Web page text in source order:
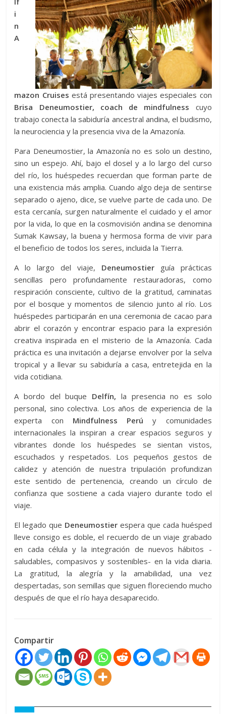
i
n
A
mazon Cruises está presentando viajes especiales con
Brisa Deneumostier, coach de mindfulness cuyo
trabajo conecta la sabiduría ancestral andina, el budismo,
la neurociencia y la presencia viva de la Amazonía.
Para Deneumostier, la Amazonía no es solo un destino,
sino un espejo. Ahí, bajo el dosel y a lo largo del curso
del río, los huéspedes recuerdan que forman parte de
una existencia más amplia. Cuando algo deja de sentirse
separado o ajeno, dice, se vuelve parte de cada uno. De
esta cercanía, surgen naturalmente el cuidado y el amor
por la vida, lo que en la cosmovisión andina se denomina
Sumak Kawsay, la buena y hermosa forma de vivir para
el beneficio de todos los seres, incluida la Tierra.
A lo largo del viaje, Deneumostierguía prácticas
sencillas pero profundamente restauradoras, como
respiración consciente, cultivo de la gratitud, caminatas
por el bosque y momentos de silencio junto al río. Los
huéspedes participarán en una ceremonia de cacao para
abrir el corazón y encontrar espacio para la expresión
creativa inspirada en el misterio de la Amazonía. Cada
práctica es una invitación a dejarse envolver por la selva
tropical y a llevar su sabiduría a casa, entretejida en la
vida cotidiana.
A bordo del buque Delfín, la presencia no es solo
personal, sino colectiva. Los años de experiencia de la
experta con Mindfulness Perú y comunidades
internacionales la inspiran a crear espacios seguros y
vibrantes donde los huéspedes se sientan vistos,
escuchados y respetados. Los pequeños gestos de
calidez y atención de nuestra tripulación profundizan
este sentido de pertenencia, creando un círculo de
confianza que sostiene a cada viajero durante todo el
viaje.
El legado que Deneumostier espera que cada huésped
lleve consigo es doble, el recuerdo de un viaje grabado
en cada célula y la integración de nuevos hábitos -
saludables, compasivos y sostenibles- en la vida diaria.
La gratitud, la alegría y la amabilidad, una vez
despertadas, son semillas que siguen floreciendo mucho
después de que el río haya desaparecido.
Compartir